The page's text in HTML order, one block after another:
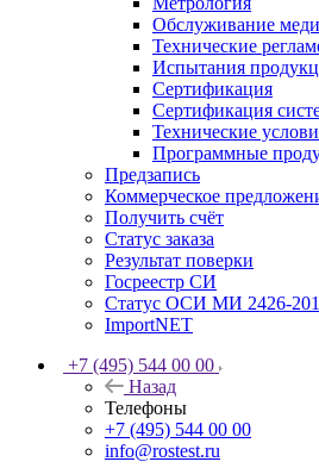
Обслуживание
Технические
Испытания
Сертификация
Сертификация
Технические
Программные
Предзапись
Коммерческое
Получить счёт
Статус заказа
Результат поверки
Госреестр СИ
Статус ОСИ МИ 2426-
ImportNET
+7 (495) 544 00 00
Назад
Телефоны
+7 (495) 544 00 00
info@rostest.ru